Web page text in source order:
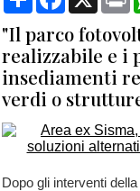
"Il parco
realizzabile e i
insediamenti
verdi o
Dopo gli interventi